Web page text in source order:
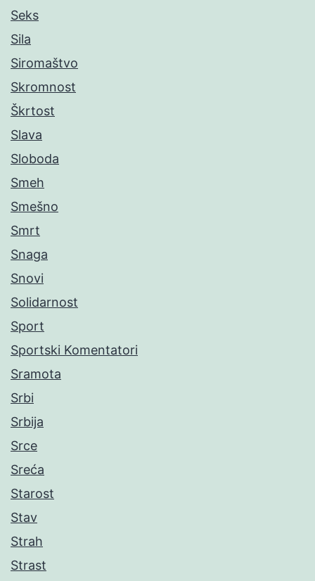
Seks
Sila
Siromaštvo
Skromnost
Škrtost
Slava
Sloboda
Smeh
Smešno
Smrt
Snaga
Snovi
Solidarnost
Sport
Sportski Komentatori
Sramota
Srbi
Srbija
Srce
Sreća
Starost
Stav
Strah
Strast